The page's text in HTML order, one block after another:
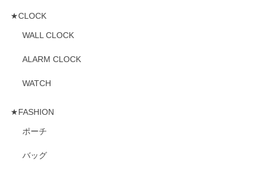
★CLOCK
WALL CLOCK
ALARM CLOCK
WATCH
★FASHION
ポーチ
バッグ